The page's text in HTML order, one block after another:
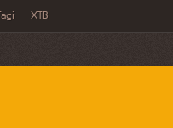
Tagi XTB